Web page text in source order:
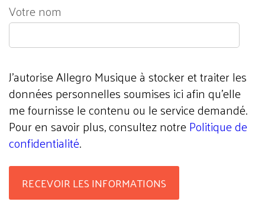
Votre nom
J'autorise Allegro Musique à stocker et traiter les
données personnelles soumises ici afin qu’elle
me fournisse le contenu ou le service demandé.
Pour en savoir plus, consultez notrePolitique de
confidentialité.